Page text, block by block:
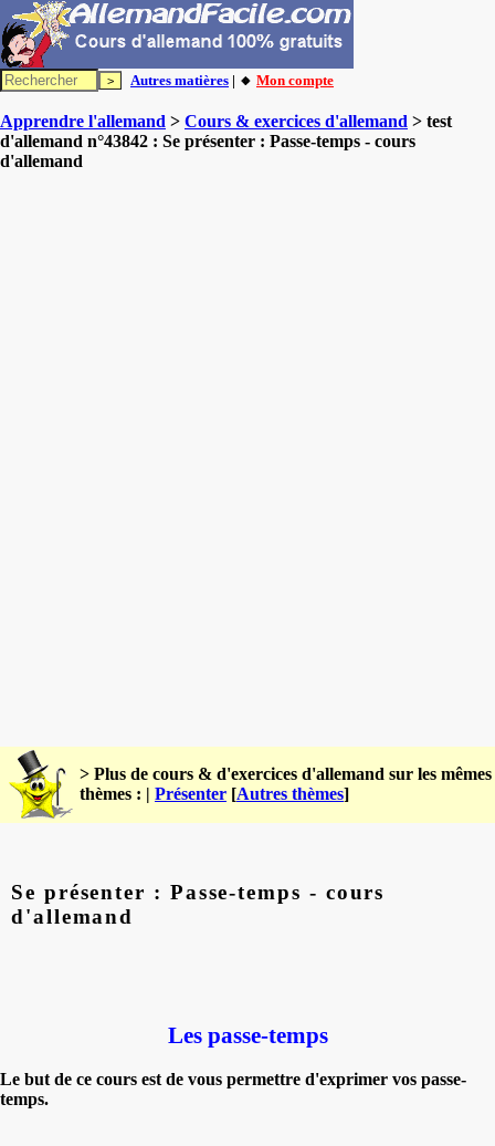
Autres matières | 🔸 Mon compte
Apprendre l'allemand > Cours & exercices d'allemand > test
d'allemand n°43842 : Se présenter : Passe-temps - cours
d'allemand
> Plus de cours & d'exercices d'allemand sur les mêmes
thèmes : | Présenter [Autres thèmes]
Se présenter : Passe-temps - cours
d'allemand
Les passe-temps
Le but de ce cours est de vous permettre d'exprimer vos passe-
temps.